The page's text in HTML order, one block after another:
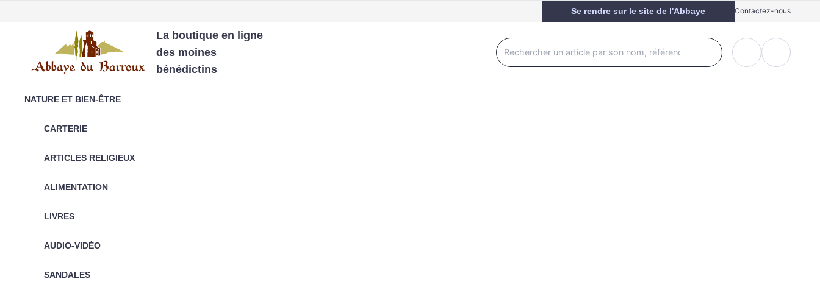
Se rendre sur le site de l'Abbaye Contactez-nous
NATURE ET BIEN-ÊTRE
CARTERIE
ARTICLES RELIGIEUX
ALIMENTATION
LIVRES
AUDIO-VIDÉO
SANDALES
La boutique en ligne
des moines
bénédictins